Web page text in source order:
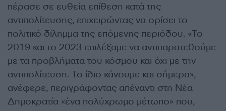
πέρασε σε ευθεία επίθεση κατά της
αντιπολίτευσης, επιχειρώντας να ορίσει το
πολιτικό δίλημμα της επόμενης περιόδου. «Το
2019 και το 2023 επιλέξαμε να αντιπαρατεθούμε
με τα προβλήματα του κόσμου και όχι με την
αντιπολίτευση. Το ίδιο κάνουμε και σήμερα»,
ανέφερε, περιγράφοντας απέναντι στη Νέα
Δημοκρατία «ένα πολύχρωμο μέτωπο» που,